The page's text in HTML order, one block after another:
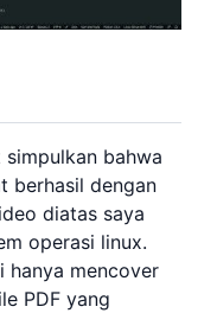
bahwa
berhasil dengan
diatas saya
operasi linux.
hanya mencover
PDF yang